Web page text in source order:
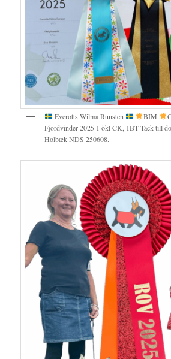
Everotts Wilma Runsten BIM
Fjordvinder 2025 1 ökl CK, 1BT Tack till
Holbæk NDS 250608.